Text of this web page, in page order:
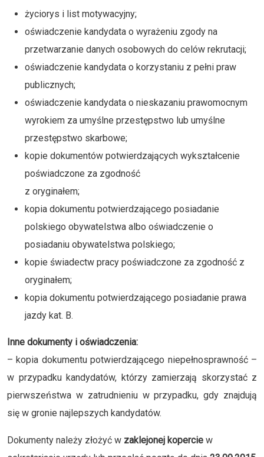
życiorys i list motywacyjny;
oświadczenie kandydata o wyrażeniu zgody na
przetwarzanie danych osobowych do celów rekrutacji;
oświadczenie kandydata o korzystaniu z pełni praw
publicznych;
oświadczenie kandydata o nieskazaniu prawomocnym
wyrokiem za umyślne przestępstwo lub umyślne
przestępstwo skarbowe;
kopie dokumentów potwierdzających wykształcenie
poświadczone za zgodność
z oryginałem;
kopia dokumentu potwierdzającego posiadanie
polskiego obywatelstwa albo oświadczenie o
posiadaniu obywatelstwa polskiego;
kopie świadectw pracy poświadczone za zgodność z
oryginałem;
kopia dokumentu potwierdzającego posiadanie prawa
jazdy kat. B.
Inne dokumenty i oświadczenia:
– kopia dokumentu potwierdzającego niepełnosprawność –
w przypadku kandydatów, którzy zamierzają skorzystać z
pierwszeństwa w zatrudnieniu w przypadku, gdy znajdują
się w gronie najlepszych kandydatów.
Dokumenty należy złożyć w zaklejonej kopercie w